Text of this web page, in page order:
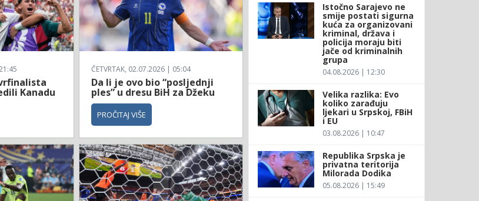
Kanadu
ČETVRTAK, 02.07.2026 | 05:04
Da li je ovo bio “posljednji
ples” u dresu BiH za Džeku
PROČITAJ VIŠE
Istočno Sarajevo ne
smije postati sigurna
kuća za organizovani
kriminal, država i
policija moraju biti
jače od kriminalnih
grupa
04.08.2026 | 12:30
Velika razlika: Evo
koliko zarađuju
ljekari u Srpskoj, FBiH
i EU
03.08.2026 | 10:47
Republika Srpska je
privatna teritorija
Milorada Dodika
05.08.2026 | 15:49